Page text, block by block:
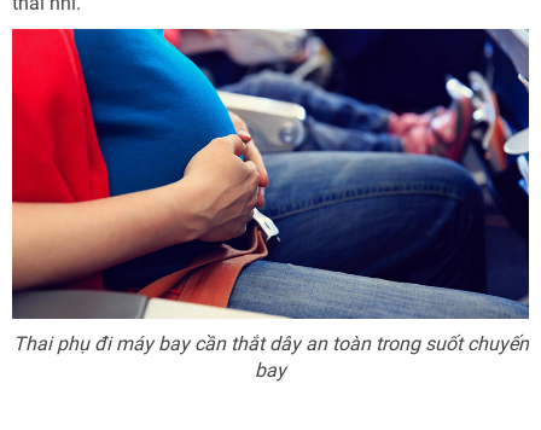
Thai phụ đi máy bay cần thắt dây an toàn trong suốt chuyến
bay